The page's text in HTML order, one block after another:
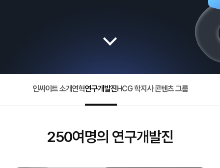
인싸이트 소개연혁연구개발진HCG 학지사 콘텐츠 그룹
250여명의 연구개발진